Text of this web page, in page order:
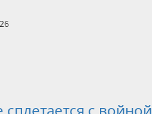
с войной